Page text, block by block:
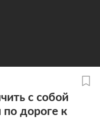
с собой
по дороге к